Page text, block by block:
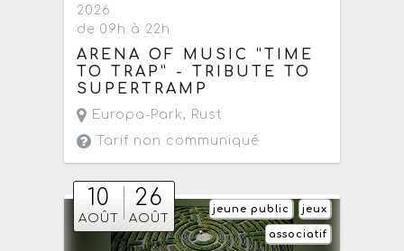
2026
de 09h à 22h
ARENA OF MUSIC “TIME
TO TRAP” - TRIBUTE TO
SUPERTRAMP
Europa-Park, Rust
Tarif non communiqué
10
AOÛT
26
AOÛT
jeux
jeune public
associatif